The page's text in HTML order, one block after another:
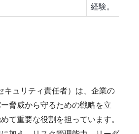
経験。
キュリティ責任者）は、企業の
脅威から守るための戦略を立
て重要な役割を担っています。